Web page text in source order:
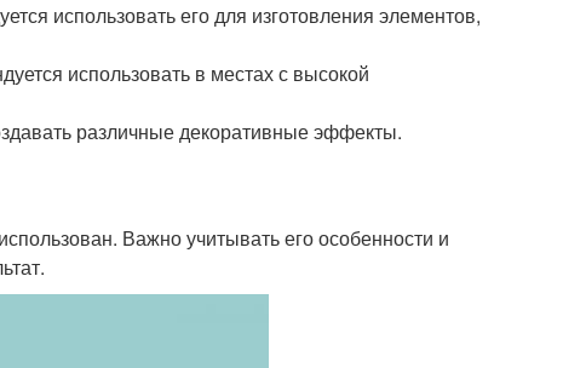
использовать его для изготовления элементов,
использовать в местах с высокой
различные декоративные эффекты.
Важно учитывать его особенности и